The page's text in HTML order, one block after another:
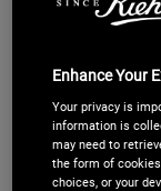
Notre sérum à
vieillissement
s’intègre
anti-rides, anti-
Enhance Your
Your privacy is
information is
may need to
the form of
choices, or your